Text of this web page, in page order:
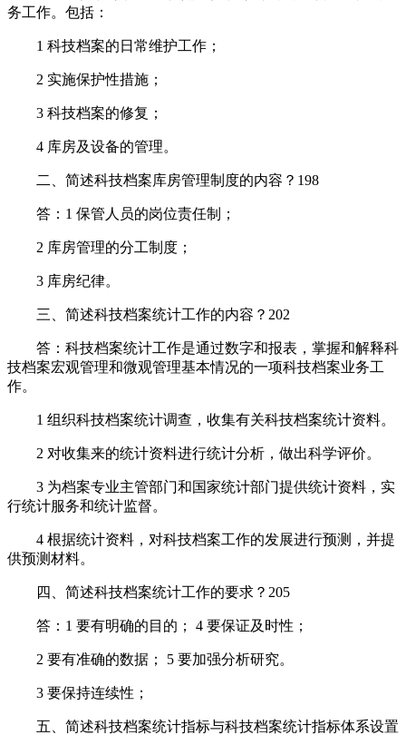
务工作。包括：
1 科技档案的日常维护工作；
2 实施保护性措施；
3 科技档案的修复；
4 库房及设备的管理。
二、简述科技档案库房管理制度的内容？198
答：1 保管人员的岗位责任制；
2 库房管理的分工制度；
3 库房纪律。
三、简述科技档案统计工作的内容？202
答：科技档案统计工作是通过数字和报表，掌握和解释科
技档案宏观管理和微观管理基本情况的一项科技档案业务工
作。
1 组织科技档案统计调查，收集有关科技档案统计资料。
2 对收集来的统计资料进行统计分析，做出科学评价。
3 为档案专业主管部门和国家统计部门提供统计资料，实
行统计服务和统计监督。
4 根据统计资料，对科技档案工作的发展进行预测，并提
供预测材料。
四、简述科技档案统计工作的要求？205
答：1 要有明确的目的； 4 要保证及时性；
2 要有准确的数据； 5 要加强分析研究。
3 要保持连续性；
五、简述科技档案统计指标与科技档案统计指标体系设置